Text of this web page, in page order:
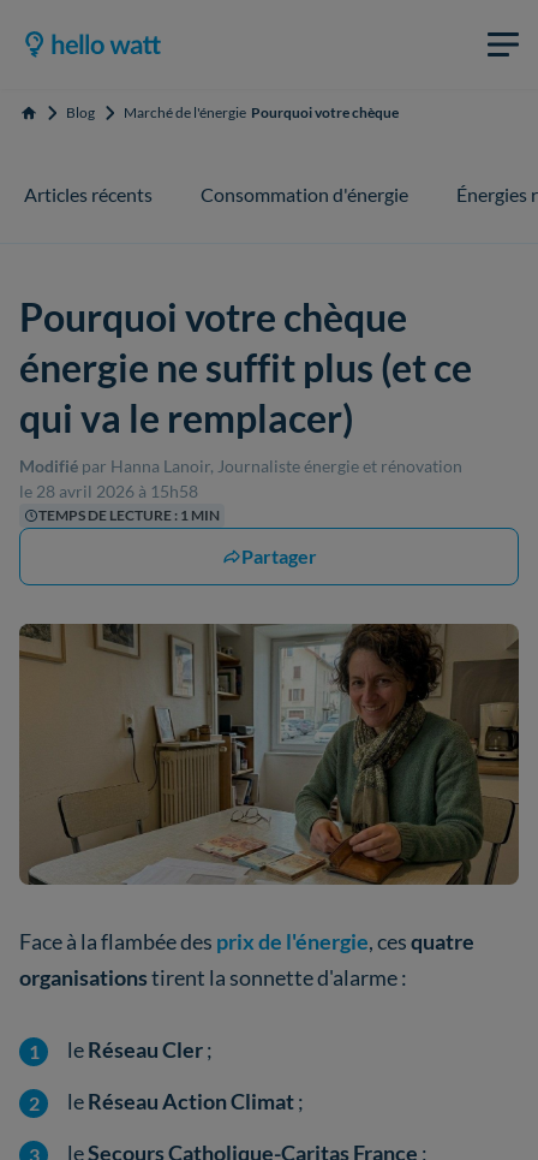
Accueil Blog Marché de l'énergie Pourquoi votre chèque énergie ne suffit plus
Articles récents Consommation d'énergie Énergies
Pourquoi votre chèque
énergie ne suffit plus (et ce
qui va le remplacer)
Modifié par Hanna Lanoir, Journaliste énergie et rénovation
le 28 avril 2026 à 15h58
TEMPS DE LECTURE : 1 MIN
Partager
Face à la flambée des prix de l'énergie, cesquatre
organisationstirent la sonnette d'alarme :
leRéseau Cler;
leRéseau Action Climat;
leSecours Catholique-Caritas France ;